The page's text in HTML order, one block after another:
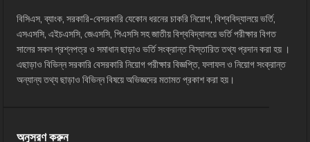
বিসিএস, ব্যাংক, সরকারি-বেসরকারি যেকোন ধরনের চাকরি নিয়োগ, বিশ্ববিদ্যালয়ে ভর্তি,
এসএসসি, এইচএসসি, জেএসসি, পিএসসি সহ জাতীয় বিশ্ববিদ্যালয়ে ভর্তি পরীক্ষার বিগত
সালের সকল প্রশ্নপত্র ও সমাধান ছাড়াও ভর্তি সংক্রান্ত বিস্তারিত তথ্য প্রদান করা হয় ।
এছাড়াও বিভিন্ন সরকারি বেসরকারি নিয়োগ পরীক্ষার বিজ্ঞপ্তি, ফলাফল ও নিয়োগ সংক্রান্ত
অন্যান্য তথ্য ছাড়াও বিভিন্ন বিষয়ে অভিজ্ঞদের মতামত প্রকাশ করা হয়।
অনুসরণ করুন